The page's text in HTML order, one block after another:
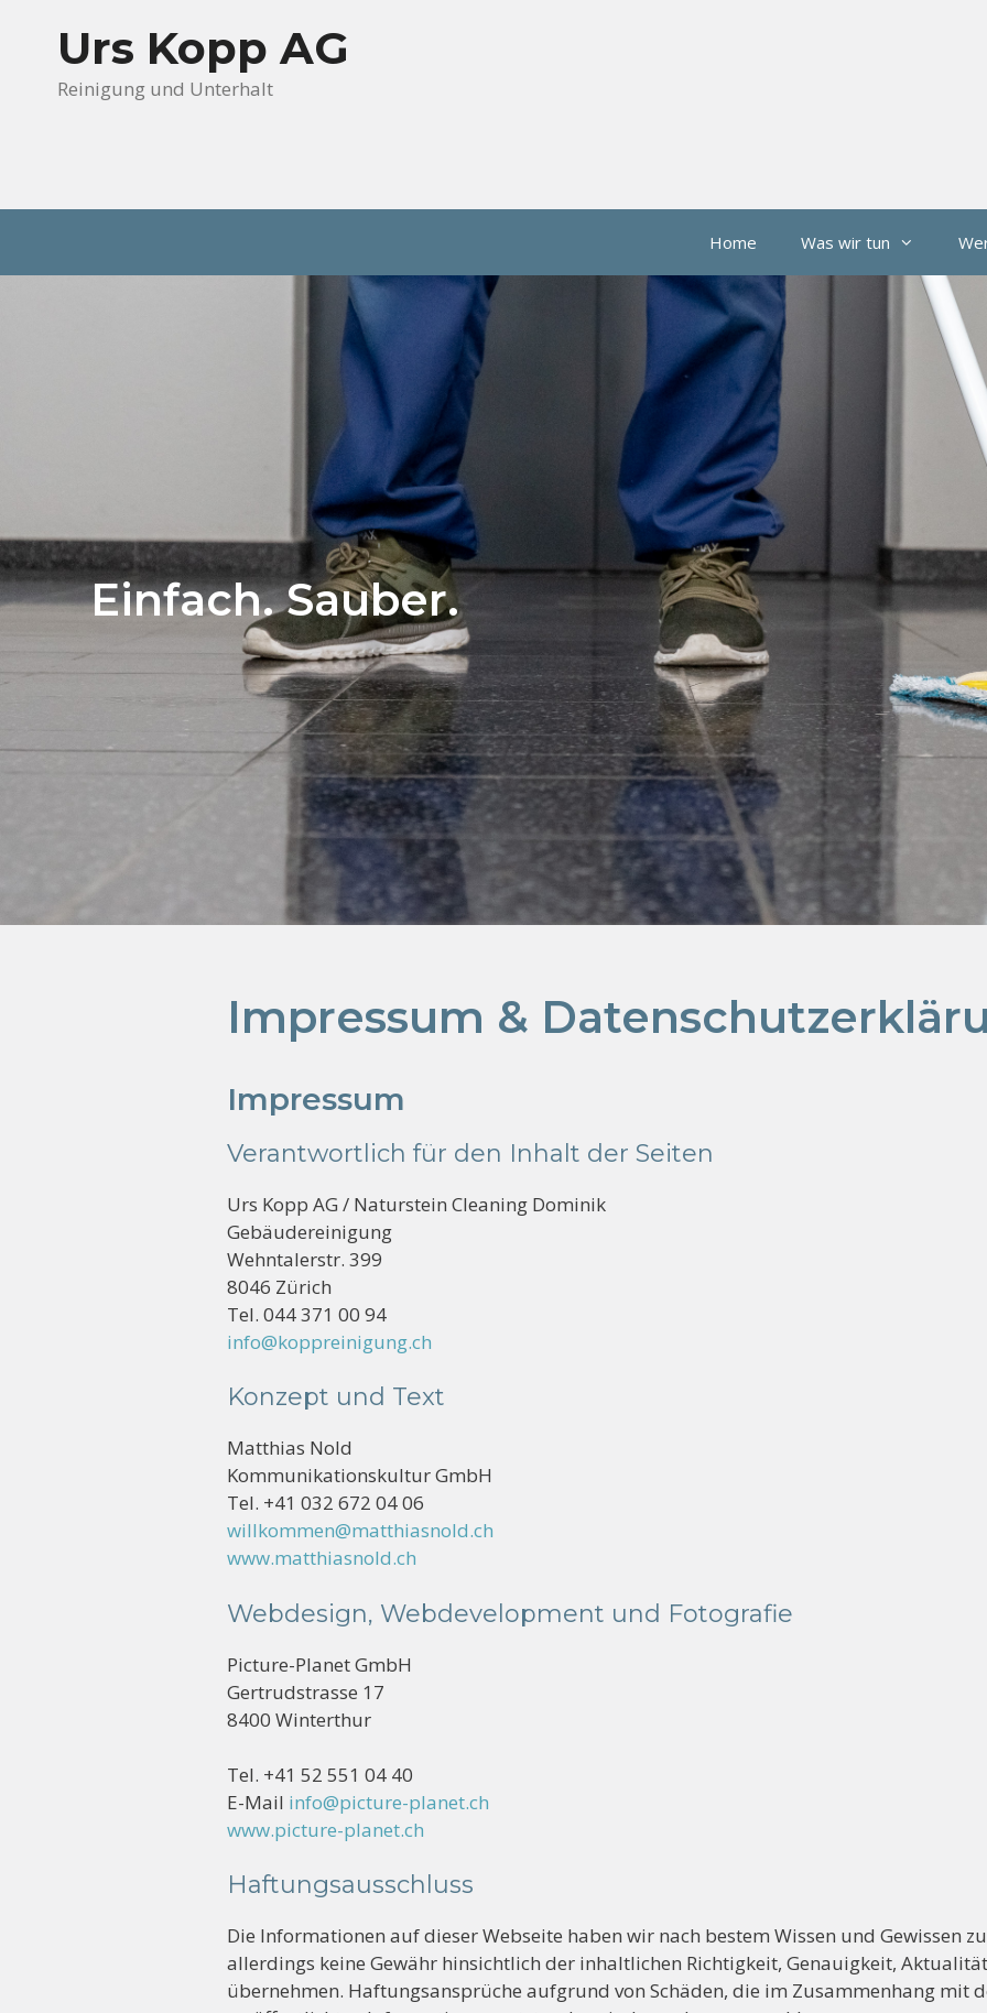
Urs Kopp AG
Reinigung und Unterhalt
Home Was wir tun
Einfach. Sauber.
Impressum &
Impressum
Verantwortlich für den Inhalt der Seiten
Urs Kopp AG / Naturstein Cleaning Dominik
Gebäudereinigung
Wehntalerstr. 399
8046 Zürich
Tel. 044 371 00 94
info@koppreinigung.ch
Konzept und Text
Matthias Nold
Kommunikationskultur GmbH
Tel. +41 032 672 04 06
willkommen@matthiasnold.ch
www.matthiasnold.ch
Webdesign, Webdevelopment und Fotografie
Picture-Planet GmbH
Gertrudstrasse 17
8400 Winterthur
Tel. +41 52 551 04 40
E-Mail info@picture-planet.ch
www.picture-planet.ch
Haftungsausschluss
Die Informationen auf dieser Webseite haben wir nach bestem Wissen und Gewissen
allerdings keine Gewähr hinsichtlich der inhaltlichen Richtigkeit, Genauigkeit,
übernehmen. Haftungsansprüche aufgrund von Schäden, die im Zusammenhang mit